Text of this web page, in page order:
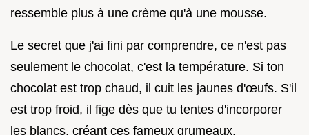
ressemble plus à une crème qu'à une mousse.
Le secret que j'ai fini par comprendre, ce n'est pas
seulement le chocolat, c'est la température. Si ton
chocolat est trop chaud, il cuit les jaunes d'œufs. S'il
est trop froid, il fige dès que tu tentes d'incorporer
les blancs, créant ces fameux grumeaux.